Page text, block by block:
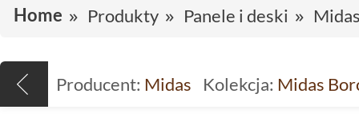
Home Produkty Panele i deski
Producent: Midas Kolekcja: Midas